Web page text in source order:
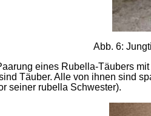
Abb. 6:
eines Rubella-Täubers
Täuber. Alle von ihnen sind
seiner rubella Schwester).